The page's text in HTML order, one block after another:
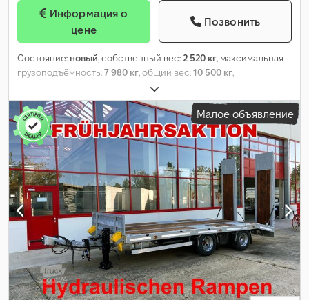
цене
Позвонить
Состояние: новый, собственный вес:2 520 кг, максимальная
грузоподъёмность:7 980 кг, общий вес:10 500 кг,
, длина грузового отсека:
ширина пространства для загрузки:2 000 мм, подвеска:сталь,
размер шины:235 / 75 R 17,5 , колесная база:990 мм, цвет:
другое, тип передачи:другое , размер передней шины:235 /
75 R 17,5, размер задней шины:235 / 75 R 17,5
, кабина
водителя:другое , класс выбросов: нет , топливо:биодизель,
Оборудование:ABS, пневматический тормоз,
Малое объявление